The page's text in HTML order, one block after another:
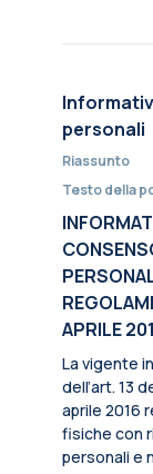
personali
Riassunto
Testo della
APRILE
La vigente
dell’art. 13
aprile 2016
fisiche con
personali e